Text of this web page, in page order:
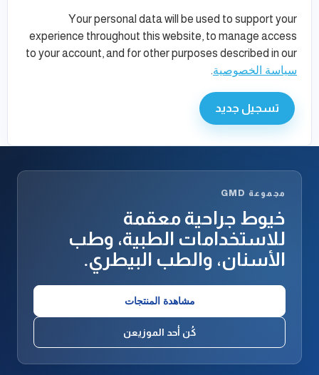
Your personal data will be used to support your
experience throughout this website, to manage access
to your account, and for other purposes described in our
سياسة الخصوصية.
تسجيل جديد
مجموعة GMD
خيوط جراحية معقمة
للاستخدامات الطبية، وطب
الأسنان، والطب البيطري.
مشاهدة المنتجات
كُن أحد الموزيعن